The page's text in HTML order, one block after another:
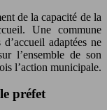
de la capacité de la
Une commune
adaptées ne
l’ensemble de son
l’action municipale.
préfet